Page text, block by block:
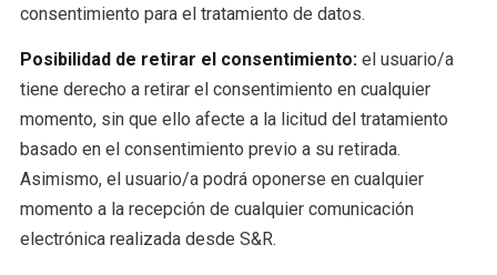
consentimiento para el tratamiento de datos.
Posibilidad de retirar el consentimiento: el usuario/a
tiene derecho a retirar el consentimiento en cualquier
momento, sin que ello afecte a la licitud del tratamiento
basado en el consentimiento previo a su retirada.
Asimismo, el usuario/a podrá oponerse en cualquier
momento a la recepción de cualquier comunicación
electrónica realizada desde S&R.